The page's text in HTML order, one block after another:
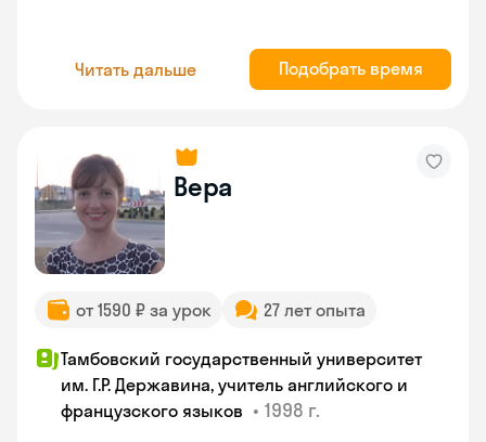
Читать дальше Подобрать время
Вера
от 1590 ₽ за урок 27 лет опыта
Тамбовский государственный университет
им. Г.Р. Державина, учитель английского и
французского языков • 1998 г.